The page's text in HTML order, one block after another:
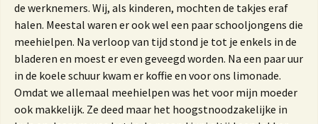
de werknemers. Wij, als kinderen, mochten de takjes eraf
halen. Meestal waren er ook wel een paar schooljongens die
meehielpen. Na verloop van tijd stond je tot je enkels in de
bladeren en moest er even geveegd worden. Na een paar uur
in de koele schuur kwam er koffie en voor ons limonade.
Omdat we allemaal meehielpen was het voor mijn moeder
ook makkelijk. Ze deed maar het hoogstnoodzakelijke in